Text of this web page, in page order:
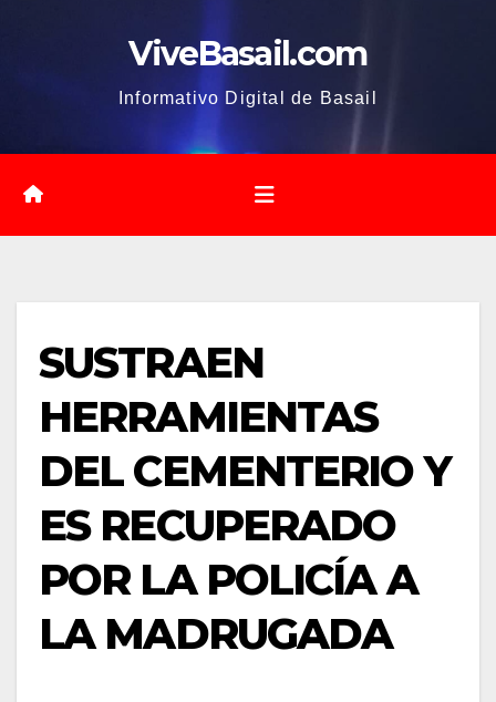
ViveBasail.com
Informativo Digital de Basail
SUSTRAEN
HERRAMIENTAS
DEL CEMENTERIO Y
ES RECUPERADO
POR LA POLICÍA A
LA MADRUGADA